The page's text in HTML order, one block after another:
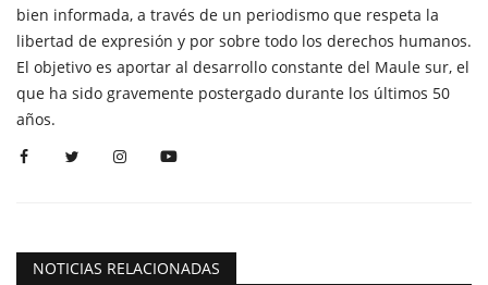
bien informada, a través de un periodismo que respeta la
libertad de expresión y por sobre todo los derechos humanos.
El objetivo es aportar al desarrollo constante del Maule sur, el
que ha sido gravemente postergado durante los últimos 50
años.
NOTICIAS RELACIONADAS